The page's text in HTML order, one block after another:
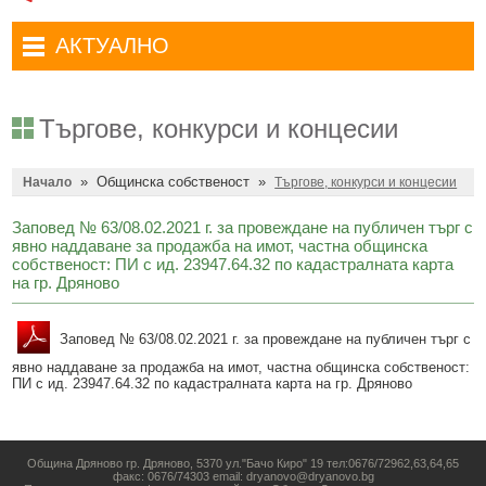
Достъп до информация
Антикорупция
Профил на купувача
Общ устройствен план
Устройство на територията
Общинско предприятие Чисто Дряново
Общинско предприятие Зелено Дряново
Общинска собственост
Култура
Туристически маршрути
Туристически информационен център
Съобщения
Търгове, конкурси и концесии
Начало »Общинска собственост »Търгове, конкурси и концесии
Заповед № 63/08.02.2021 г. за провеждане на публичeн търг с
явно наддаване за продажба на имот, частна общинска
собственост: ПИ с ид. 23947.64.32 по кадастралната карта
на гр. Дряново
Заповед № 63/08.02.2021 г. за провеждане на публичeн търг с
явно наддаване за продажба на имот, частна общинска собственост:
ПИ с ид. 23947.64.32 по кадастралната карта на гр. Дряново
Комплексно административно обслужване
АКТУАЛНО
Въвеждане на еврото в България
Местни избори 2023 година
Общинска избирателна комисия мандат 2023-2027 г.
Преброяване 2021
COVID-19 (Коронавирус)
Приют за безстопанствени кучета
Красиво Дряново
Обяви и съобщения
Община Дряново гр. Дряново, 5370 ул."Бачо Киро" 19 тел:0676/72962,63,64,65
факс: 0676/74303 email: dryanovo@dryanovo.bg